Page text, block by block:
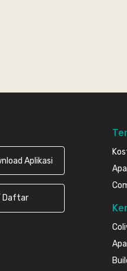
Aplikasi
Daftar